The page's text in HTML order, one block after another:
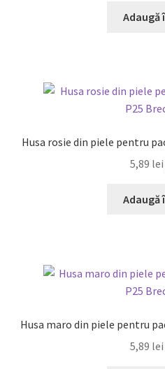
Adaugă
Husa rosie din piele pentru
5,89 lei
Adaugă
Husa maro din piele pentru
5,89 lei